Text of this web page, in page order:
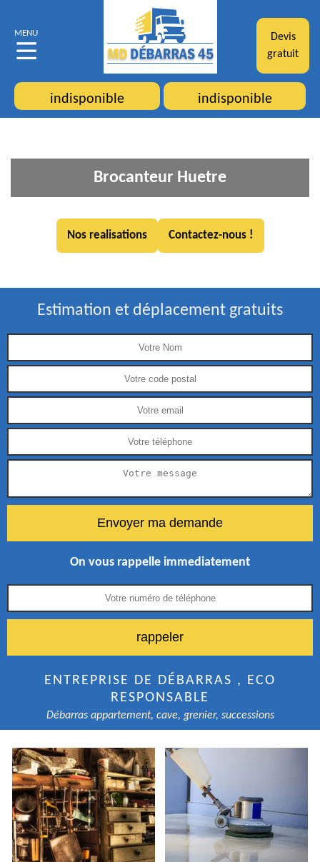
MENU
Devis
gratuit
indisponible indisponible
Brocanteur Huetre
Nos realisations Contactez-nous !
Estimation et déplacement gratuits
On vous rappelle immediatement
ENTREPRISE DE DÉBARRAS , ECO
RESPONSABLE
Débarras appartement, cave, grenier, successions